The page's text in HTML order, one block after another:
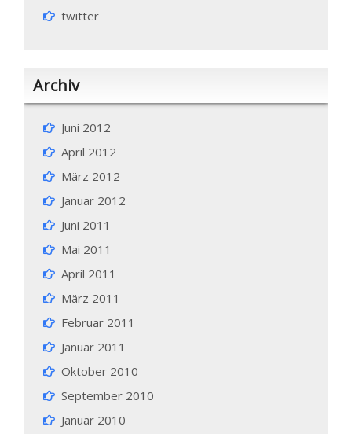
twitter
Archiv
Juni 2012
April 2012
März 2012
Januar 2012
Juni 2011
Mai 2011
April 2011
März 2011
Februar 2011
Januar 2011
Oktober 2010
September 2010
Januar 2010